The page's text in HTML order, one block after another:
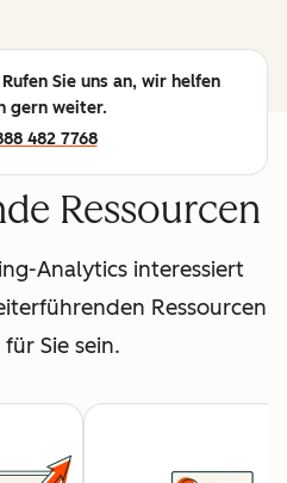
Sie uns an, wir helfen
gern weiter.
482 7768
Ressourcen
Analytics interessiert
Ressourcen
Sie sein.